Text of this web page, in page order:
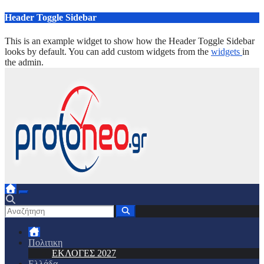
Μετάβαση
περιεχόμενο
Header Toggle Sidebar
This is an example widget to show how the Header Toggle Sidebar
looks by default. You can add custom widgets from the widgets in
the admin.
Πολιτικη
ΕΚΛΟΓΕΣ 2027